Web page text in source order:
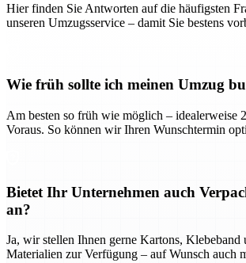
Hier finden Sie Antworten auf die häufigsten
unseren Umzugsservice – damit Sie bestens
Wie früh sollte ich meinen Umzug
Am besten so früh wie möglich – idealerweise
Voraus. So können wir Ihren Wunschtermin
Bietet Ihr Unternehmen auch
an?
Ja, wir stellen Ihnen gerne Kartons, Klebeband
Materialien zur Verfügung – auf Wunsch auch